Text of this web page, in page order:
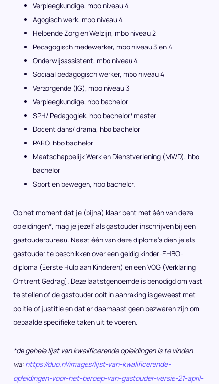
Verpleegkundige, mbo niveau 4
Agogisch werk, mbo niveau 4
Helpende Zorg en Welzijn, mbo niveau 2
Pedagogisch medewerker, mbo niveau 3 en 4
Onderwijsassistent, mbo niveau 4
Sociaal pedagogisch werker, mbo niveau 4
Verzorgende (IG), mbo niveau 3
Verpleegkundige, hbo bachelor
SPH/ Pedagogiek, hbo bachelor/ master
Docent dans/ drama, hbo bachelor
PABO, hbo bachelor
Maatschappelijk Werk en Dienstverlening (MWD), hbo
bachelor
Sport en bewegen, hbo bachelor.
Op het moment dat je (bijna) klaar bent met één van deze
opleidingen*, mag je jezelf als gastouder inschrijven bij een
gastouderbureau. Naast één van deze diploma’s dien je als
gastouder te beschikken over een geldig kinder-EHBO-
diploma (Eerste Hulp aan Kinderen) en een VOG (Verklaring
Omtrent Gedrag). Deze laatstgenoemde is benodigd om vast
te stellen of de gastouder ooit in aanraking is geweest met
politie of justitie en dat er daarnaast geen bezwaren zijn om
bepaalde specifieke taken uit te voeren.
*de gehele lijst van kwalificerende opleidingen is te vinden
via:https://duo.nl/images/lijst-van-kwalificerende-
opleidingen-voor-het-beroep-van-gastouder-versie-21-april-